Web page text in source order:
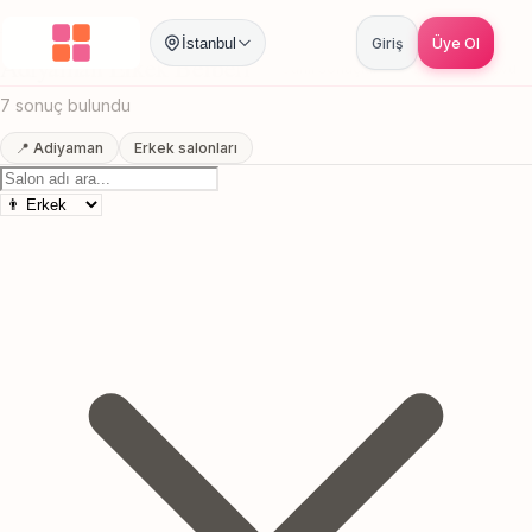
İstanbul Giriş Üye Ol
Anasayfa / Adiyaman Erkek Berberi
Adiyaman Erkek Berberi
7 sonuç bulundu
📍 Adiyaman Erkek salonları
Canlı sonuçlar Online randevu